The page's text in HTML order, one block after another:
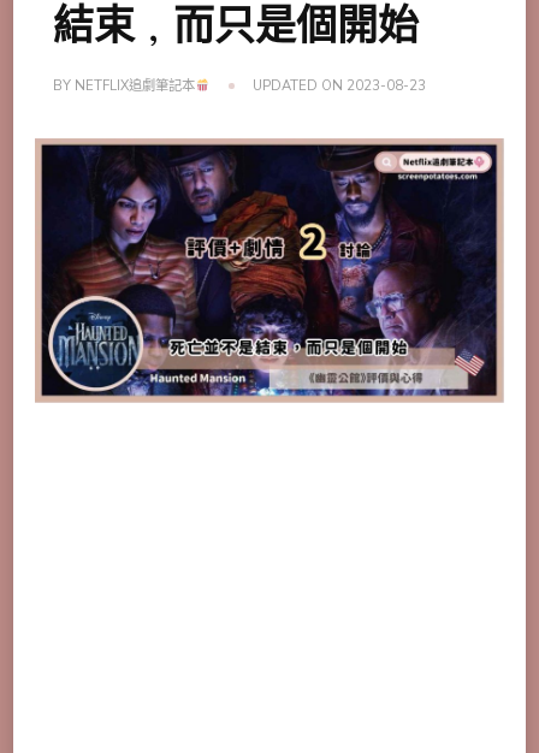
結束，而只是個開始
BY NETFLIX追劇筆記本 UPDATED ON 2023-08-23